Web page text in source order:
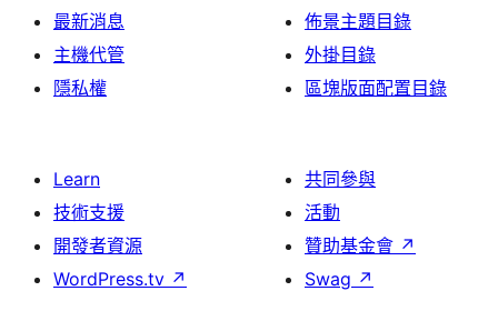
最新消息
主機代管
隱私權
佈景主題目錄
外掛目錄
區塊版面配置目錄
Learn
技術支援
開發者資源
WordPress.tv ↗
共同參與
活動
贊助基金會 ↗
Swag ↗